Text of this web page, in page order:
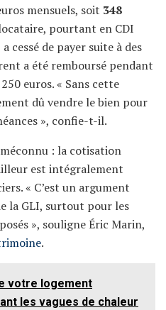
mensuels, soit 348
pourtant en CDI
cessé de payer suite à des
a été remboursé pendant
euros. « Sans cette
dû vendre le bien pour
», confie-t-il.
: la cotisation
est intégralement
« C’est un argument
la GLI, surtout pour les
», souligne Éric Marin,
.
votre logement
les vagues de chaleur